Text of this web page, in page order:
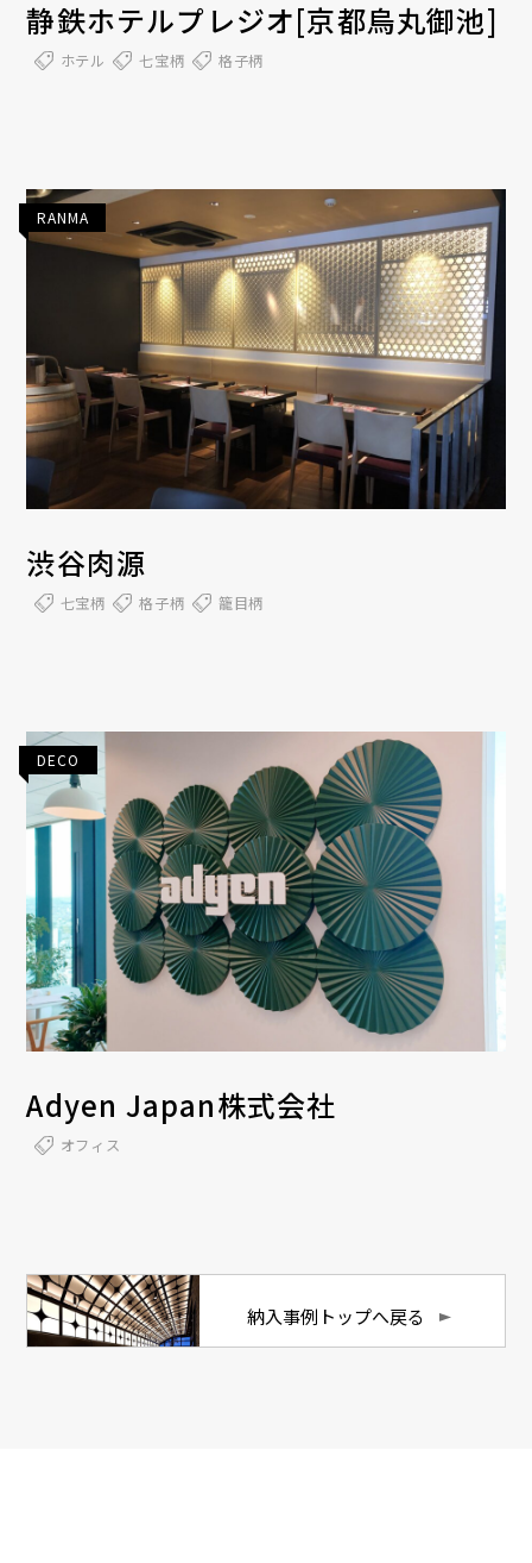
静鉄ホテルプレジオ[京都烏丸御池]
ホテル 七宝柄 格子柄
RANMA
渋谷肉源
七宝柄 格子柄 籠目柄
DECO
Adyen Japan株式会社
オフィス
納入事例トップへ戻る